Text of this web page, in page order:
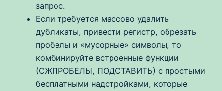
запрос.
Если требуется массово удалить
дубликаты, привести регистр, обрезать
пробелы и «мусорные» символы, то
комбинируйте встроенные функции
(СЖПРОБЕЛЫ, ПОДСТАВИТЬ) с простыми
бесплатными надстройками, которые